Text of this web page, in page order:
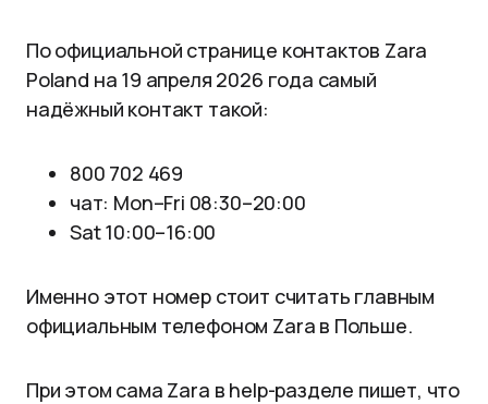
По официальной странице контактов Zara
Poland на 19 апреля 2026 года самый
надёжный контакт такой:
800 702 469
чат: Mon–Fri 08:30–20:00
Sat 10:00–16:00
Именно этот номер стоит считать главным
официальным телефоном Zara в Польше.
При этом сама Zara в help-разделе пишет, что